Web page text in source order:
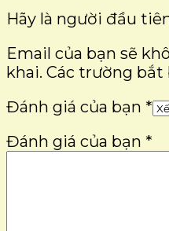
Hãy là người đầu
Email của bạn sẽ
khai. Các trường bắt
Đánh giá của bạn *
Đánh giá của bạn *